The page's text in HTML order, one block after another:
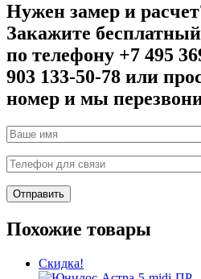
Нужен замер и
Закажите
по телефону +7 495
903 133-50-78 или
номер и мы
Похожие товары
Скидка!